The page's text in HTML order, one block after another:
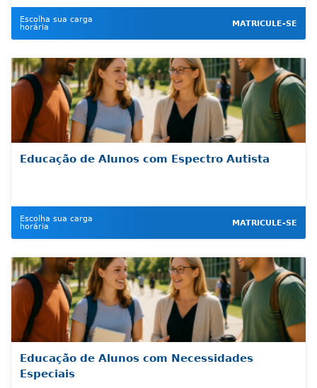
Escolha sua carga
horária
MATRICULE-SE
Educação de Alunos com Espectro Autista
Escolha sua carga
horária
MATRICULE-SE
Educação de Alunos com Necessidades
Especiais